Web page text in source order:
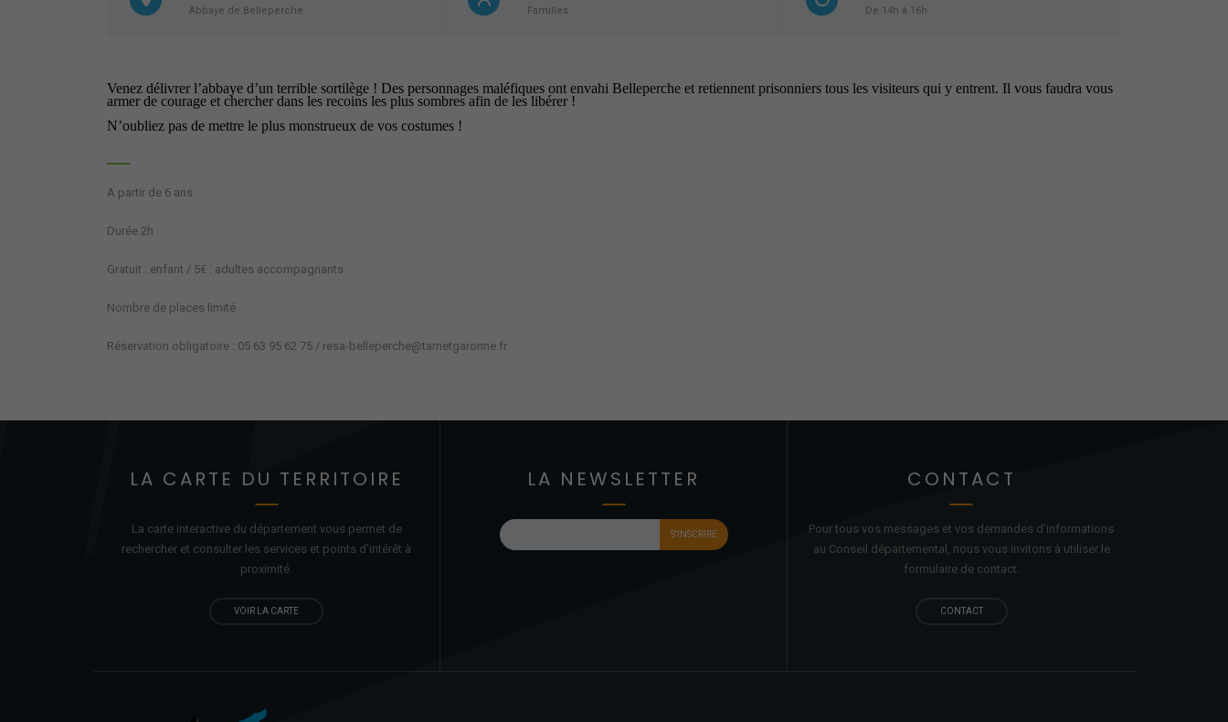
Abbaye de Belleperche Familles De 14h à 16h
Venez délivrer l’abbaye d’un terrible sortilège ! Des personnages maléfiques ont envahi Belleperche et retiennent prisonniers tous les visiteurs qui y entrent. Il vous faudra vous
armer de courage et chercher dans les recoins les plus sombres afin de les libérer !
N’oubliez pas de mettre le plus monstrueux de vos costumes !
A partir de 6 ans
Durée 2h
Gratuit : enfant / 5€ : adultes accompagnants
Nombre de places limité
Réservation obligatoire : 05 63 95 62 75 / resa-belleperche@tarnetgaronne.fr
LA CARTE DU TERRITOIRE
La carte interactive du département vous permet de
rechercher et consulter les services et points d'intérêt à
proximité.
VOIR LA CARTE
LA NEWSLETTER CONTACT
Pour tous vos messages et vos demandes d'informations
au Conseil départemental, nous vous invitons à utiliser le
formulaire de contact.
CONTACT